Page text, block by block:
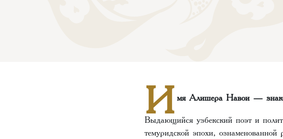
И мя Алишера Навои —
Выдающийся узбекский поэт и
темуридской эпохи, ознаменованной